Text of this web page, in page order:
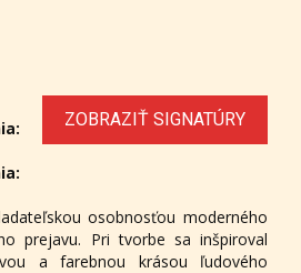
ZOBRAZIŤ SIGNATÚRY
osobnosťou moderného
prejavu. Pri tvorbe sa inšpiroval
a farebnou krásou ľudového